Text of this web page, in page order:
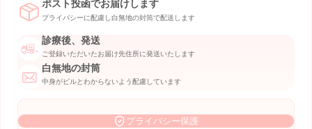
ポスト投函でお届けします
プライバシーに配慮し白無地の封筒で配送します
診療後、発送
ご登録いただいたお届け先住所に発送いたします
白無地の封筒
中身がピルとわからないよう配慮しています
プライバシー保護